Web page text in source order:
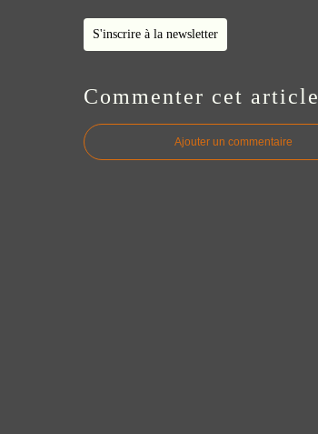
S'inscrire à la newsletter
Commenter cet article
Ajouter un commentaire